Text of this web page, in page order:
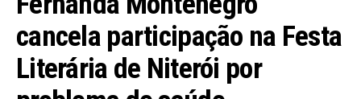
cancela participação na Festa
Literária de Niterói por